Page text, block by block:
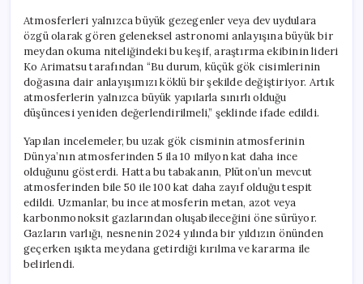
Atmosferleri yalnızca büyük gezegenler veya dev uydulara
özgü olarak gören geleneksel astronomi anlayışına büyük bir
meydan okuma niteliğindeki bu keşif, araştırma ekibinin lideri
Ko Arimatsu tarafından “Bu durum, küçük gök cisimlerinin
doğasına dair anlayışımızı köklü bir şekilde değiştiriyor. Artık
atmosferlerin yalnızca büyük yapılarla sınırlı olduğu
düşüncesi yeniden değerlendirilmeli,” şeklinde ifade edildi.
Yapılan incelemeler, bu uzak gök cisminin atmosferinin
Dünya’nın atmosferinden 5 ila 10 milyon kat daha ince
olduğunu gösterdi. Hatta bu tabakanın, Plüton’un mevcut
atmosferinden bile 50 ile 100 kat daha zayıf olduğu tespit
edildi. Uzmanlar, bu ince atmosferin metan, azot veya
karbonmonoksit gazlarından oluşabileceğini öne sürüyor.
Gazların varlığı, nesnenin 2024 yılında bir yıldızın önünden
geçerken ışıkta meydana getirdiği kırılma ve kararma ile
belirlendi.